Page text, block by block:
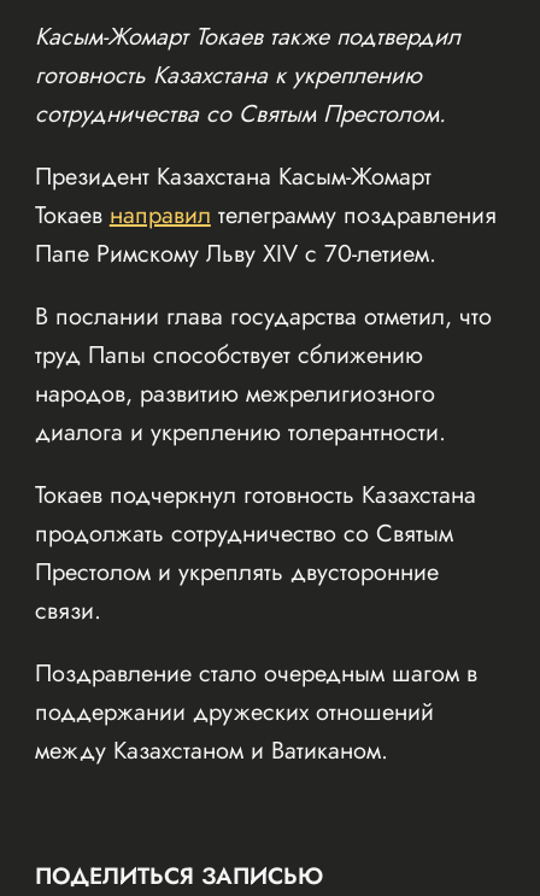
Касым-Жомарт Токаев также подтвердил
готовность Казахстана к укреплению
сотрудничества со Святым Престолом.
Президент Казахстана Касым-Жомарт
Токаевнаправилтелеграмму поздравления
Папе Римскому Льву XIV с 70-летием.
В послании глава государства отметил, что
труд Папы способствует сближению
народов, развитию межрелигиозного
диалога и укреплению толерантности.
Токаев подчеркнул готовность Казахстана
продолжать сотрудничество со Святым
Престолом и укреплять двусторонние
связи.
Поздравление стало очередным шагом в
поддержании дружеских отношений
между Казахстаном и Ватиканом.
ПОДЕЛИТЬСЯ ЗАПИСЬЮ